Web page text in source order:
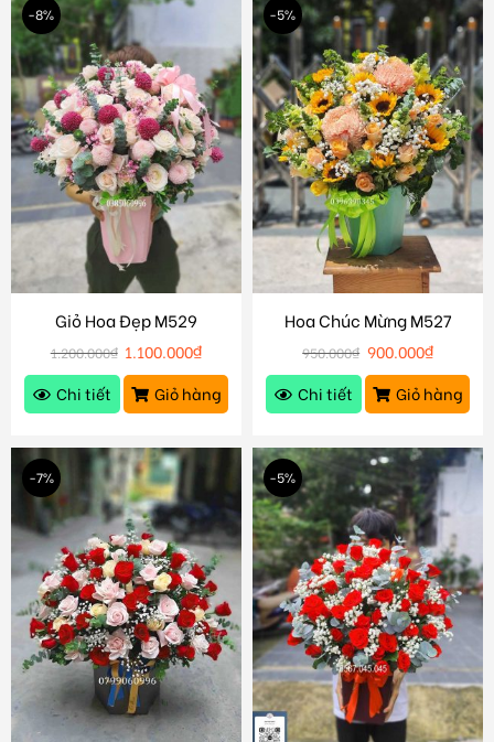
-8%
Giỏ Hoa Đẹp M529
1.200.000₫ 1.100.000₫
Chi tiết
Giỏ hàng
-5%
Hoa Chúc Mừng M527
950.000₫ 900.000₫
Chi tiết
Giỏ hàng
-7% -5%